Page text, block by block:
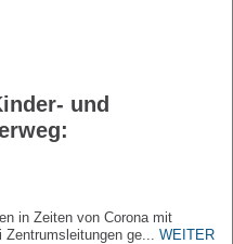
und
in Zeiten von Corona mit
ge... WEITER